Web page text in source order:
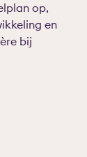
op,
en
bij